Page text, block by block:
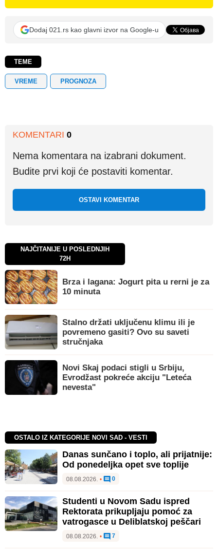
Dodaj 021.rs kao glavni izvor na Google-u
TEME
VREME PROGNOZA
KOMENTARI 0
Nema komentara na izabrani dokument.
Budite prvi koji će postaviti komentar.
OSTAVI KOMENTAR
NAJČITANIJE U POSLEDNJIH
72H
Brza i lagana: Jogurt pita u rerni je za
10 minuta
Stalno držati uključenu klimu ili je
povremeno gasiti? Ovo su saveti
stručnjaka
Novi Skaj podaci stigli u Srbiju,
Evrodžast pokreće akciju "Leteća
nevesta"
OSTALO IZ KATEGORIJE NOVI SAD - VESTI
Danas sunčano i toplo, ali prijatnije:
Od ponedeljka opet sve toplije
08.08.2026. • 0
Studenti u Novom Sadu ispred
Rektorata prikupljaju pomoć za
vatrogasce u Deliblatskoj peščari
08.08.2026. • 7